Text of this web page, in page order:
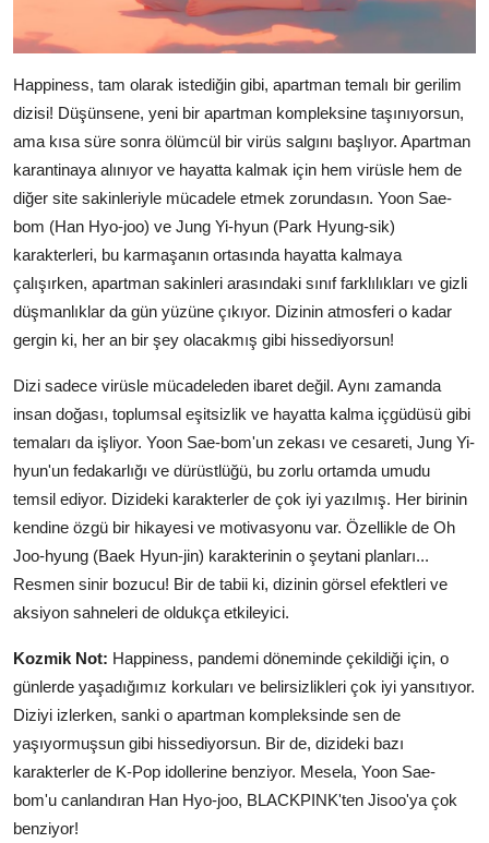
Happiness, tam olarak istediğin gibi, apartman temalı bir gerilim
dizisi! Düşünsene, yeni bir apartman kompleksine taşınıyorsun,
ama kısa süre sonra ölümcül bir virüs salgını başlıyor. Apartman
karantinaya alınıyor ve hayatta kalmak için hem virüsle hem de
diğer site sakinleriyle mücadele etmek zorundasın. Yoon Sae-
bom (Han Hyo-joo) ve Jung Yi-hyun (Park Hyung-sik)
karakterleri, bu karmaşanın ortasında hayatta kalmaya
çalışırken, apartman sakinleri arasındaki sınıf farklılıkları ve gizli
düşmanlıklar da gün yüzüne çıkıyor. Dizinin atmosferi o kadar
gergin ki, her an bir şey olacakmış gibi hissediyorsun!
Dizi sadece virüsle mücadeleden ibaret değil. Aynı zamanda
insan doğası, toplumsal eşitsizlik ve hayatta kalma içgüdüsü gibi
temaları da işliyor. Yoon Sae-bom'un zekası ve cesareti, Jung Yi-
hyun'un fedakarlığı ve dürüstlüğü, bu zorlu ortamda umudu
temsil ediyor. Dizideki karakterler de çok iyi yazılmış. Her birinin
kendine özgü bir hikayesi ve motivasyonu var. Özellikle de Oh
Joo-hyung (Baek Hyun-jin) karakterinin o şeytani planları...
Resmen sinir bozucu! Bir de tabii ki, dizinin görsel efektleri ve
aksiyon sahneleri de oldukça etkileyici.
Kozmik Not: Happiness, pandemi döneminde çekildiği için, o
günlerde yaşadığımız korkuları ve belirsizlikleri çok iyi yansıtıyor.
Diziyi izlerken, sanki o apartman kompleksinde sen de
yaşıyormuşsun gibi hissediyorsun. Bir de, dizideki bazı
karakterler de K-Pop idollerine benziyor. Mesela, Yoon Sae-
bom'u canlandıran Han Hyo-joo, BLACKPINK'ten Jisoo'ya çok
benziyor!